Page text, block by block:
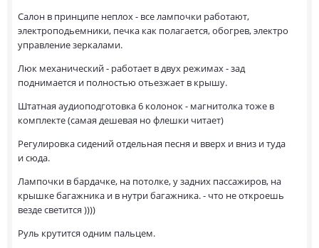
Салон в принципе неплох - все лампочки работают,
электроподьемники, печка как полагается, обогрев, электро
управление зеркалами.
Люк механический - работает в двух режимах - зад
поднимается и полностью отьезжает в крышу.
Штатная аудиоподготовка 6 колонок - магнитолка тоже в
комплекте (самая дешевая но флешки читает)
Регулировка сидений отдельная песня и вверх и вниз и туда
и сюда.
Лампочки в бардачке, на потолке, у задних пассажиров, на
крышке багажника и в нутри багажника. - что не откроешь
везде светится ))))
Руль крутится одним пальцем.